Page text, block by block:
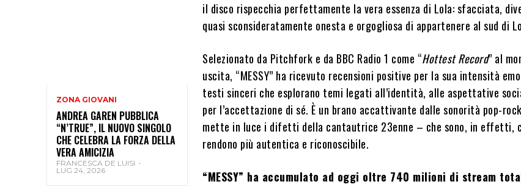
ZONA GIOVANI
ANDREA GAREN PUBBLICA
“N’TRUE”, IL NUOVO SINGOLO
CHE CELEBRA LA FORZA DELLA
VERA AMICIZIA
FRANCESCA DE LUISI -
LUG 24, 2026
il disco rispecchia perfettamente la vera essenza di Lola: sfacciata,
quasi sconsideratamente onesta e orgogliosa di appartenere al sud di
Selezionato da Pitchfork e da BBC Radio 1 come “Hottest Record” al
uscita, “MESSY” ha ricevuto recensioni positive per la sua intensità
testi sinceri che esplorano temi legati all’identità, alle aspettative
per l’accettazione di sé. È un brano accattivante dalle sonorità pop-
mette in luce i difetti della cantautrice 23enne – che sono, in effetti,
rendono più autentica e riconoscibile.
“MESSY” ha accumulato ad oggi oltre 740 milioni di stream